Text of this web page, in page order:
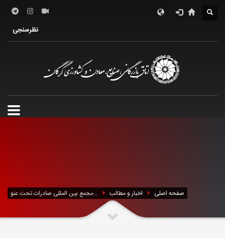
درباره اتاق
معرفی استان
نظرسنجی
مجمع بین المللی صادرات تحت عنو... اخبار و مطالب صفحه اصلی